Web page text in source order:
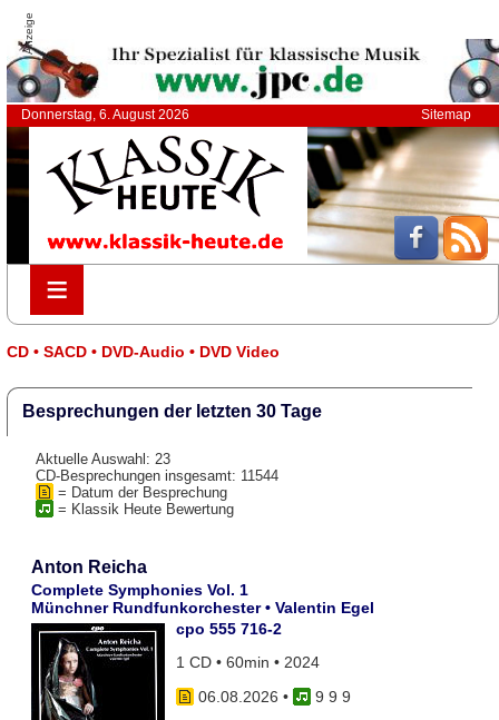
Anzeige
Donnerstag, 6. August 2026 Sitemap
≡
≡
CD • SACD • DVD-Audio • DVD Video
Besprechungen der letzten 30 Tage
Aktuelle Auswahl: 23
CD-Besprechungen insgesamt: 11544
= Datum der Besprechung
= Klassik Heute Bewertung
Anton Reicha
Complete Symphonies Vol. 1
Münchner Rundfunkorchester • Valentin Egel
cpo 555 716-2
1 CD • 60min • 2024
06.08.2026 •
9 9 9